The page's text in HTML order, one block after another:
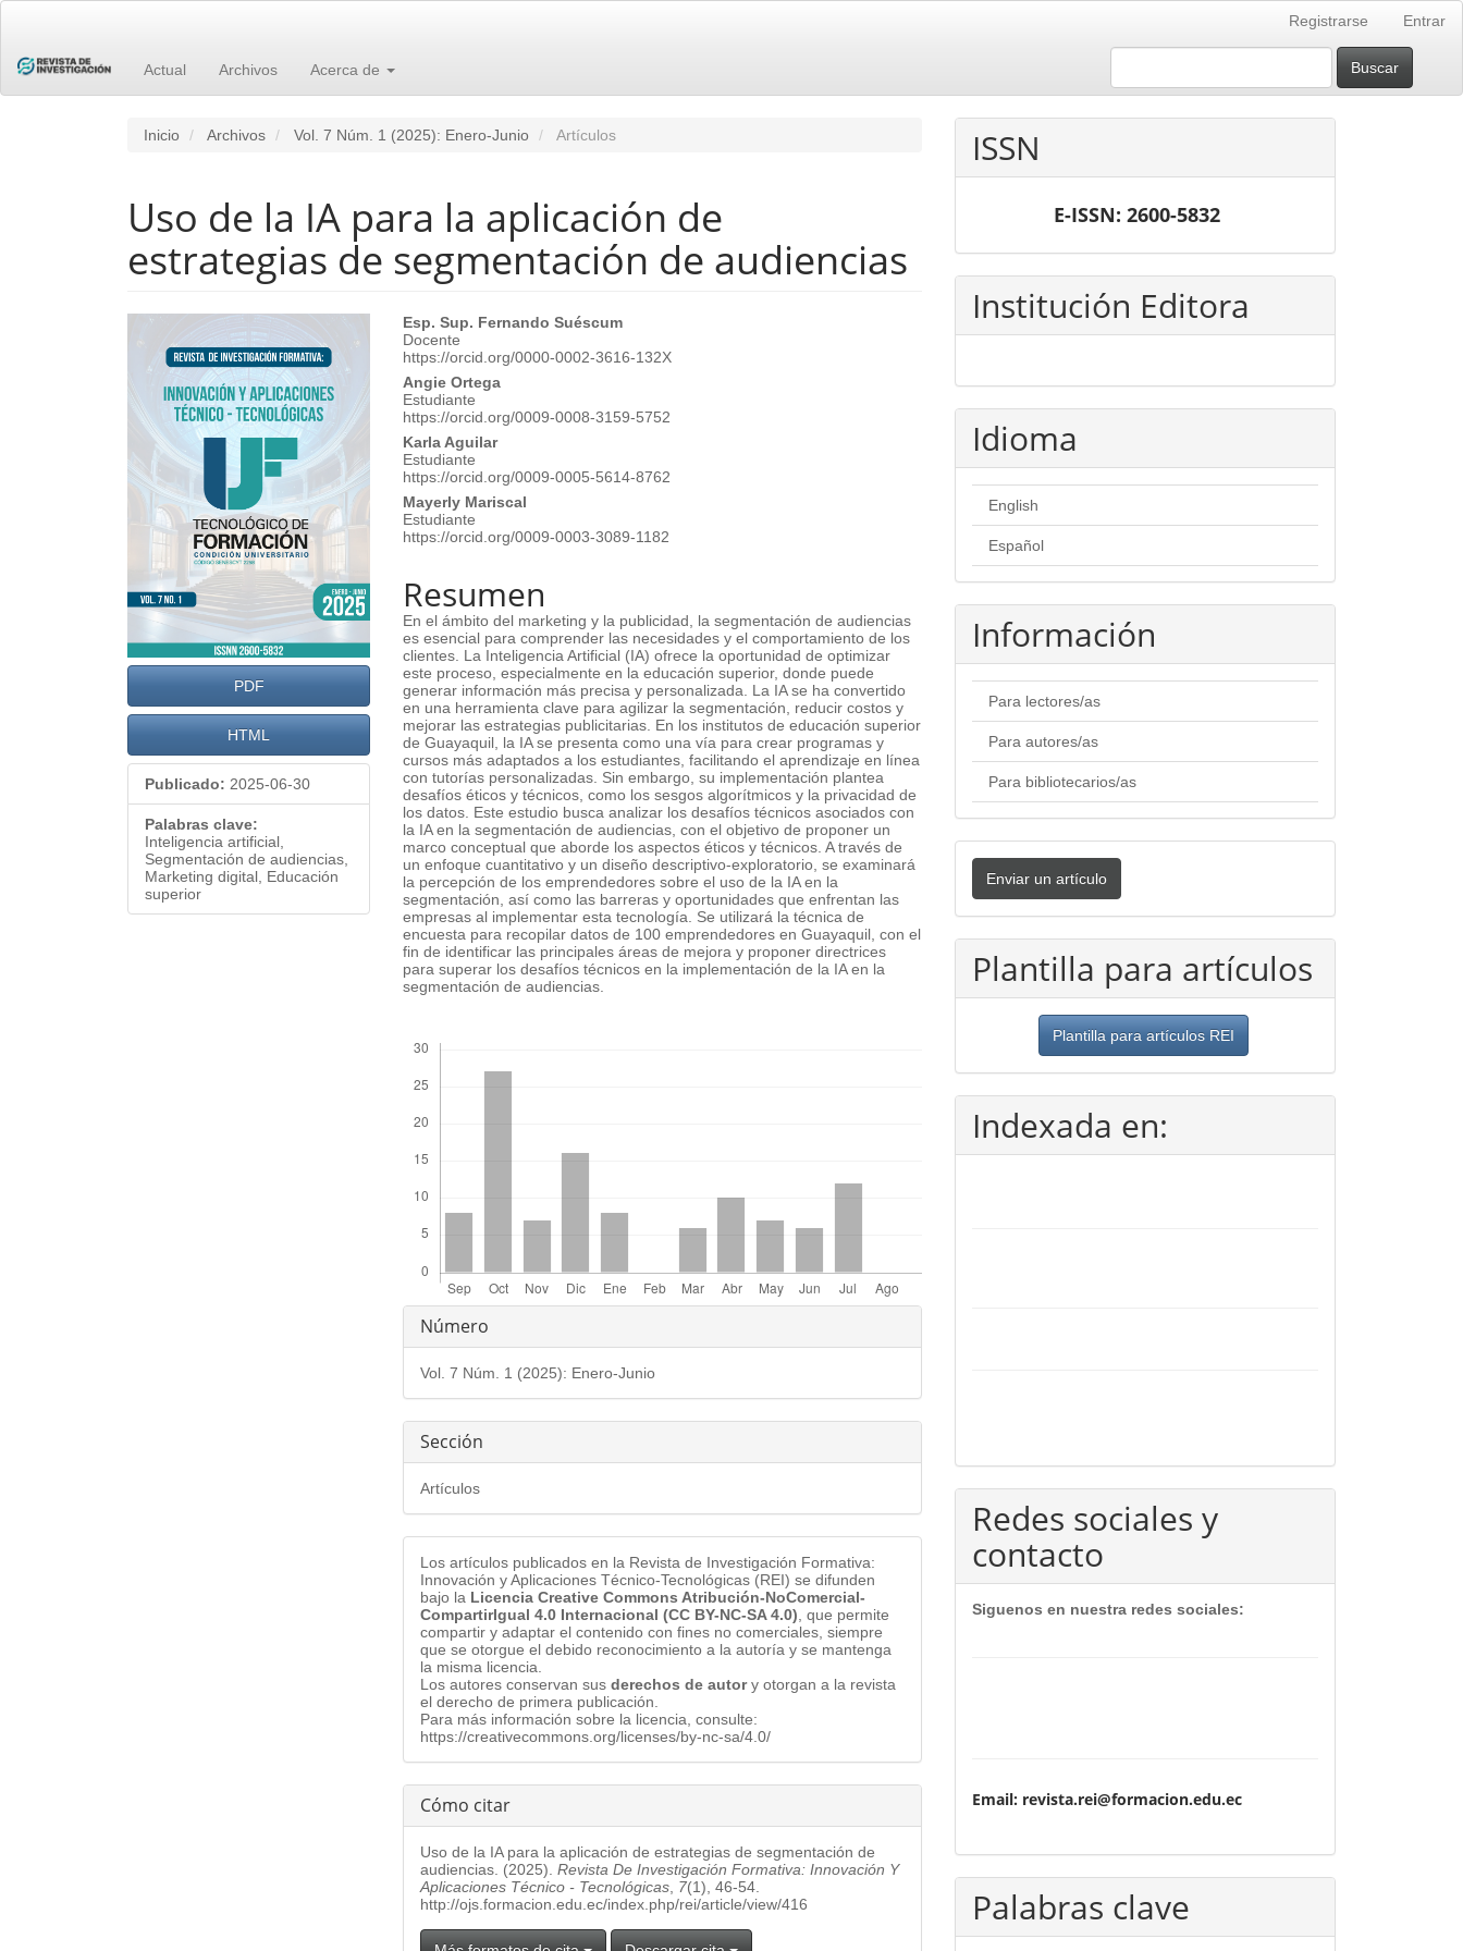
principal
Barra
lateral
Registrarse Entrar
Actual Archivos Acerca de Buscar
Inicio Archivos Vol. 7 Núm. 1 (2025): Enero-Junio Artículos
Uso de la IA para la aplicación de
estrategias de segmentación de audiencias
Barra
lateral
del
artículo
PDF
HTML
Publicado: 2025-06-30
Palabras clave:
Inteligencia artificial,
Segmentación de audiencias,
Marketing digital, Educación
superior
Contenido
principal
del
artículo
Esp. Sup. Fernando Suéscum
Docente
https://orcid.org/0000-0002-3616-132X
Angie Ortega
Estudiante
https://orcid.org/0009-0008-3159-5752
Karla Aguilar
Estudiante
https://orcid.org/0009-0005-5614-8762
Mayerly Mariscal
Estudiante
https://orcid.org/0009-0003-3089-1182
Resumen
En el ámbito del marketing y la publicidad, la segmentación de audiencias
es esencial para comprender las necesidades y el comportamiento de los
clientes. La Inteligencia Artificial (IA) ofrece la oportunidad de optimizar
este proceso, especialmente en la educación superior, donde puede
generar información más precisa y personalizada. La IA se ha convertido
en una herramienta clave para agilizar la segmentación, reducir costos y
mejorar las estrategias publicitarias. En los institutos de educación superior
de Guayaquil, la IA se presenta como una vía para crear programas y
cursos más adaptados a los estudiantes, facilitando el aprendizaje en línea
con tutorías personalizadas. Sin embargo, su implementación plantea
desafíos éticos y técnicos, como los sesgos algorítmicos y la privacidad de
los datos. Este estudio busca analizar los desafíos técnicos asociados con
la IA en la segmentación de audiencias, con el objetivo de proponer un
marco conceptual que aborde los aspectos éticos y técnicos. A través de
un enfoque cuantitativo y un diseño descriptivo-exploratorio, se examinará
la percepción de los emprendedores sobre el uso de la IA en la
segmentación, así como las barreras y oportunidades que enfrentan las
empresas al implementar esta tecnología. Se utilizará la técnica de
encuesta para recopilar datos de 100 emprendedores en Guayaquil, con el
fin de identificar las principales áreas de mejora y proponer directrices
para superar los desafíos técnicos en la implementación de la IA en la
segmentación de audiencias.
Detalles
del
artículo
Número
Vol. 7 Núm. 1 (2025): Enero-Junio
Sección
Artículos
Los artículos publicados en la Revista de Investigación Formativa:
Innovación y Aplicaciones Técnico-Tecnológicas (REI) se difunden
bajo la Licencia Creative Commons Atribución-NoComercial-
CompartirIgual 4.0 Internacional (CC BY-NC-SA 4.0) , que permite
compartir y adaptar el contenido con fines no comerciales, siempre
que se otorgue el debido reconocimiento a la autoría y se mantenga
la misma licencia.
Los autores conservan susderechos de autory otorgan a la revista
el derecho de primera publicación.
Para más información sobre la licencia, consulte:
https://creativecommons.org/licenses/by-nc-sa/4.0/
Cómo citar
Uso de la IA para la aplicación de estrategias de segmentación de
audiencias. (2025).Revista De Investigación Formativa: Innovación Y
Aplicaciones Técnico - Tecnológicas 7(1), 46-54.
http://ojs.formacion.edu.ec/index.php/rei/article/view/416
ISSN
E-ISSN: 2600-5832
Institución Editora
Idioma
English
Español
Información
Para lectores/as
Para autores/as
Para bibliotecarios/as
Enviar
un
artículo
Enviar un artículo
Plantilla para artículos
Plantilla para artículos REI
Indexada en:
Redes sociales y
contacto
Siguenos en nuestra redes sociales:
Email: revista.rei@formacion.edu.ec
Palabras clave